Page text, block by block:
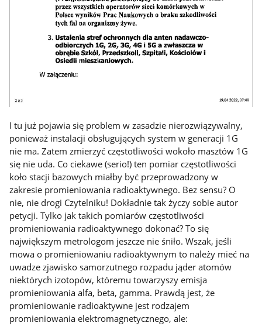
I tu już pojawia się problem w zasadzie nierozwiązywalny,
ponieważ instalacji obsługujących system w generacji 1G
nie ma. Zatem zmierzyć częstotliwości wokoło masztów 1G
się nie uda. Co ciekawe (serio!) ten pomiar częstotliwości
koło stacji bazowych miałby być przeprowadzony w
zakresie promieniowania radioaktywnego. Bez sensu? O
nie, nie drogi Czytelniku! Dokładnie tak życzy sobie autor
petycji. Tylko jak takich pomiarów częstotliwości
promieniowania radioaktywnego dokonać? To się
największym metrologom jeszcze nie śniło. Wszak, jeśli
mowa o promieniowaniu radioaktywnym to należy mieć na
uwadze zjawisko samorzutnego rozpadu jąder atomów
niektórych izotopów, któremu towarzyszy emisja
promieniowania alfa, beta, gamma. Prawdą jest, że
promieniowanie radioaktywne jest rodzajem
promieniowania elektromagnetycznego, ale: